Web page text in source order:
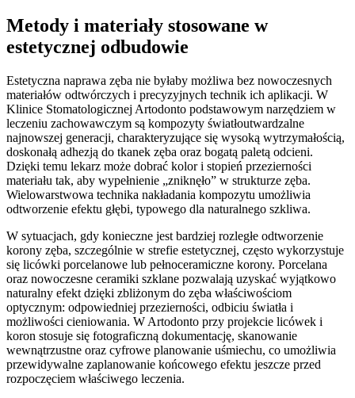
Metody i materiały stosowane w
estetycznej odbudowie
Estetyczna naprawa zęba nie byłaby możliwa bez nowoczesnych
materiałów odtwórczych i precyzyjnych technik ich aplikacji. W
Klinice Stomatologicznej Artodonto podstawowym narzędziem w
leczeniu zachowawczym są kompozyty światłoutwardzalne
najnowszej generacji, charakteryzujące się wysoką wytrzymałością,
doskonałą adhezją do tkanek zęba oraz bogatą paletą odcieni.
Dzięki temu lekarz może dobrać kolor i stopień przezierności
materiału tak, aby wypełnienie „zniknęło” w strukturze zęba.
Wielowarstwowa technika nakładania kompozytu umożliwia
odtworzenie efektu głębi, typowego dla naturalnego szkliwa.
W sytuacjach, gdy konieczne jest bardziej rozległe odtworzenie
korony zęba, szczególnie w strefie estetycznej, często wykorzystuje
się licówki porcelanowe lub pełnoceramiczne korony. Porcelana
oraz nowoczesne ceramiki szklane pozwalają uzyskać wyjątkowo
naturalny efekt dzięki zbliżonym do zęba właściwościom
optycznym: odpowiedniej przezierności, odbiciu światła i
możliwości cieniowania. W Artodonto przy projekcie licówek i
koron stosuje się fotograficzną dokumentację, skanowanie
wewnątrzustne oraz cyfrowe planowanie uśmiechu, co umożliwia
przewidywalne zaplanowanie końcowego efektu jeszcze przed
rozpoczęciem właściwego leczenia.